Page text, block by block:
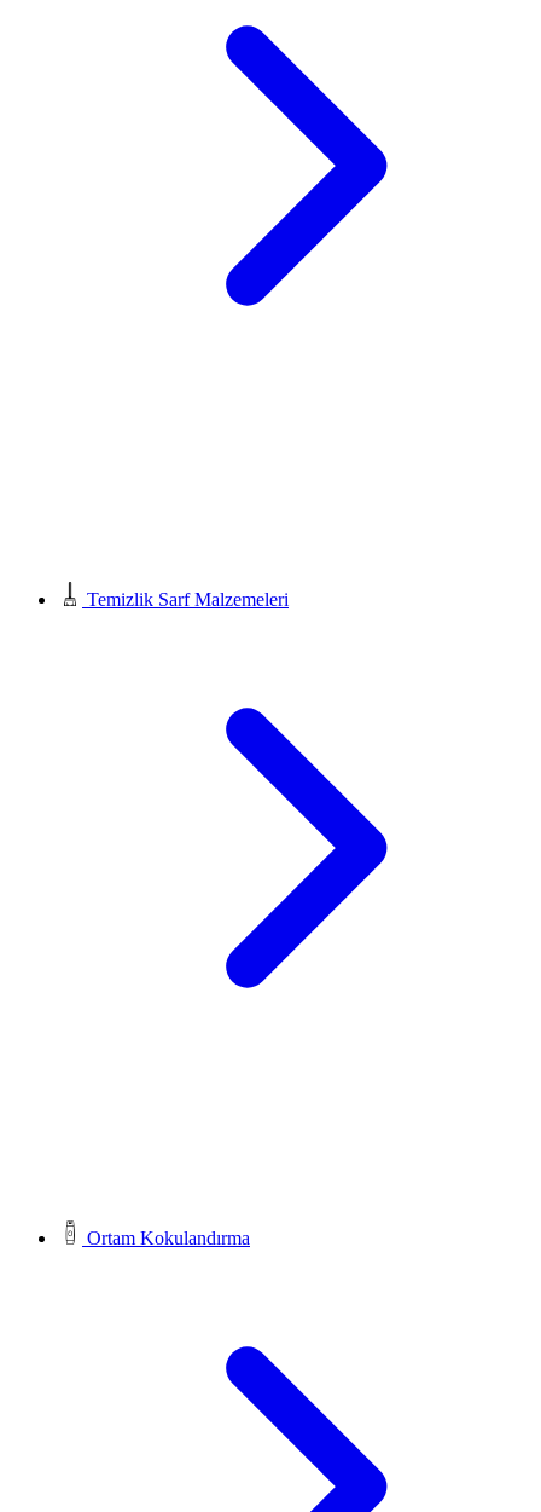
Temizlik Sarf Malzemeleri
Ortam Kokulandırma